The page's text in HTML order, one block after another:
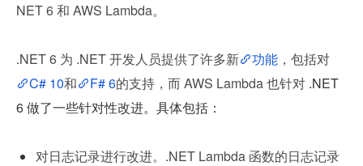
NET 6 和 AWS Lambda。
.NET 6 为 .NET 开发人员提供了许多新 功能 ，包括对
C# 10和 F# 6的支持，而 AWS Lambda 也针对 .NET
6 做了一些针对性改进。具体包括：
对日志记录进行改进。.NET Lambda 函数的日志记录